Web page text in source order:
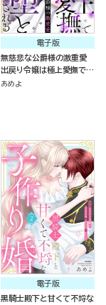
電子版
無慈悲な公爵様の激重愛
出戻り令嬢は極上愛撫でハ
メ堕とされる（分冊版）
あめよ
電子版
黒騎士殿下と甘くて不埒な